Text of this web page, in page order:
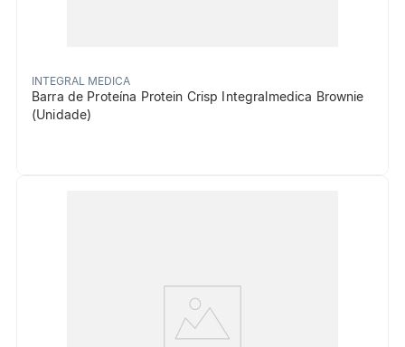
INTEGRAL MEDICA
Barra de Proteína Protein Crisp Integralmedica Brownie
(Unidade)